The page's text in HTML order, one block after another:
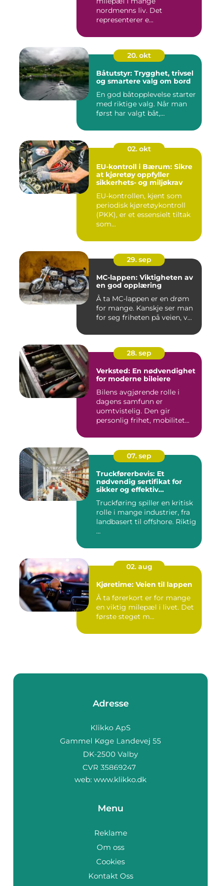
nordmenns liv. Det
representerer e...
20. okt
Båtutstyr: Trygghet, trivsel
og smartere valg om bord
En god båtopplevelse starter
med riktige valg. Når man
først har valgt båt,...
02. okt
EU-kontroll i Bærum: Sikre
at kjøretøy oppfyller
sikkerhets- og miljøkrav
EU-kontrollen, kjent som
periodisk kjøretøykontroll
(PKK), er et essensielt tiltak
som...
29. sep
MC-lappen: Viktigheten av
en god opplæring
Å ta MC-lappen er en drøm
for mange. Kanskje ser man
for seg friheten på veien, v...
28. sep
Verksted: En nødvendighet
for moderne bileiere
Bilens avgjørende rolle i
dagens samfunn er
uomtvistelig. Den gir
personlig frihet, mobilitet...
07. sep
Truckførerbevis: Et
nødvendig sertifikat for
sikker og effektiv
Truckføring spiller en kritisk
rolle i mange industrier, fra
landbasert til offshore. Riktig
...
02. aug
Kjøretime: Veien til lappen
Å ta førerkort er for mange
en viktig milepæl i livet. Det
første steget m...
Adresse
web: www.klikko.dk
Menu
Reklame
Om oss
Cookies
Kontakt Oss